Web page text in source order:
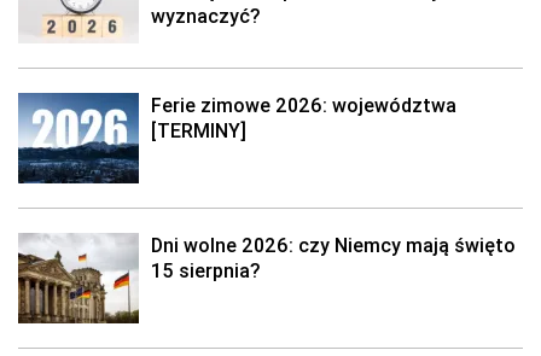
wyznaczyć?
Ferie zimowe 2026: województwa
[TERMINY]
Dni wolne 2026: czy Niemcy mają święto
15 sierpnia?